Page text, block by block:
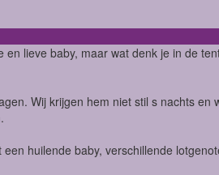
lieve baby, maar wat denk je in de
Wij krijgen hem niet stil s nachts en
huilende baby, verschillende